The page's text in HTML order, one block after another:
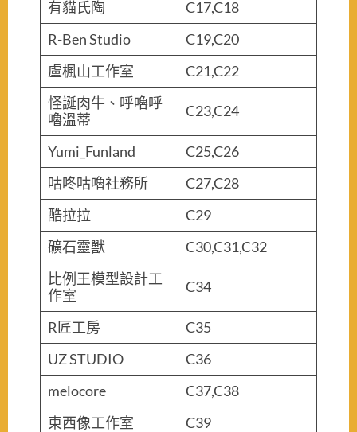
有貓氏陶
C17,C18
R-Ben Studio
C19,C20
盧楓山工作室
C21,C22
怪誕肉牛、呼嚕呼
嚕溫蒂
C23,C24
Yumi_Funland
C25,C26
咕咚咕嚕社務所
C27,C28
酷拉拉
C29
礦石靈獸
C30,C31,C32
比例王模型設計工
作室
C34
R匠工房
C35
UZ STUDIO
C36
melocore
C37,C38
東西像工作室
C39